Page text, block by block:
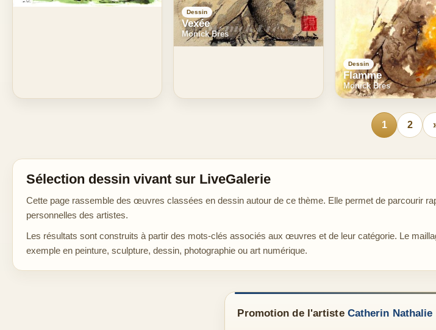
Dessin
Vexée
Monick Bres
Dessin
Flamme
Monick Bres
1 2
Sélection dessin vivant sur LiveGalerie
Cette page rassemble des œuvres classées en dessin autour de ce thème. Elle permet de parcourir
personnelles des artistes.
Les résultats sont construits à partir des mots-clés associés aux œuvres et de leur catégorie. Le
exemple en peinture, sculpture, dessin, photographie ou art numérique.
Promotion de l'artiste Catherin Nathalie